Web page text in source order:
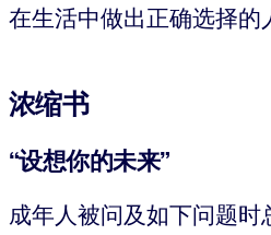
在生活中做出正确选择的
浓缩书
“设想你的未来”
成年人被问及如下问题时